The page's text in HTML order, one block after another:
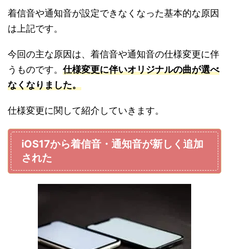
着信音や通知音が設定できなくなった基本的な原因
は上記です。
今回の主な原因は、着信音や通知音の仕様変更に伴
うものです。仕様変更に伴いオリジナルの曲が選べ
なくなりました。
仕様変更に関して紹介していきます。
iOS17から着信音・通知音が新しく追加
された